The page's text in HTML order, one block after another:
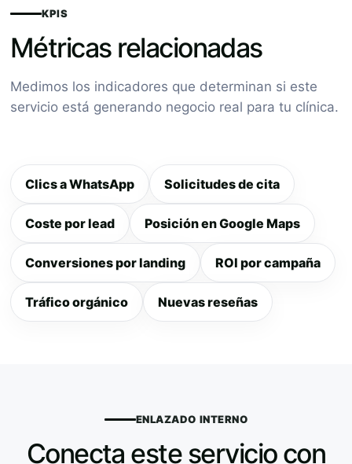
KPIS
Métricas relacionadas
Medimos los indicadores que determinan si este
servicio está generando negocio real para tu clínica.
Clics a WhatsApp Solicitudes de cita
Coste por lead Posición en Google Maps
Conversiones por landing ROI por campaña
Tráfico orgánico Nuevas reseñas
ENLAZADO INTERNO
Conecta este servicio con